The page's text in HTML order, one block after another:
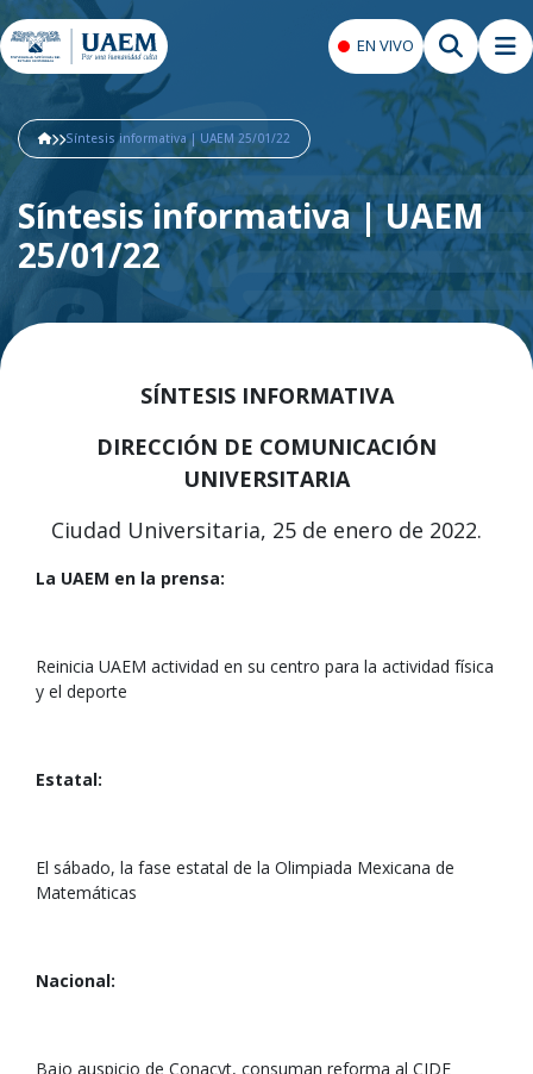
EN VIVO
Síntesis informativa | UAEM 25/01/22
Síntesis informativa | UAEM
25/01/22
SÍNTESIS INFORMATIVA
DIRECCIÓN DE COMUNICACIÓN
UNIVERSITARIA
Ciudad Universitaria, 25 de enero de 2022.
La UAEM en la prensa:
Reinicia UAEM actividad en su centro para la actividad física
y el deporte
Estatal:
El sábado, la fase estatal de la Olimpiada Mexicana de
Matemáticas
Nacional:
Bajo auspicio de Conacyt, consuman reforma al CIDE